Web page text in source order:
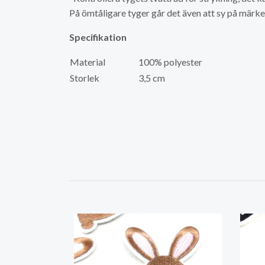
På ömtåligare tyger går det även att sy på
Specifikation
Material
100% polyester
Storlek
3,5 cm